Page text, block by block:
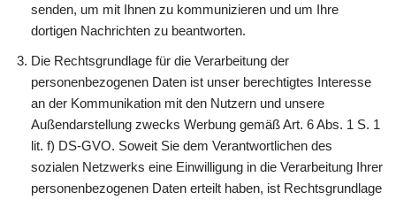
senden, um mit Ihnen zu kommunizieren und um Ihre
dortigen Nachrichten zu beantworten.
Die Rechtsgrundlage für die Verarbeitung der
personenbezogenen Daten ist unser berechtigtes Interesse
an der Kommunikation mit den Nutzern und unsere
Außendarstellung zwecks Werbung gemäß Art. 6 Abs. 1 S. 1
lit. f) DS-GVO. Soweit Sie dem Verantwortlichen des
sozialen Netzwerks eine Einwilligung in die Verarbeitung Ihrer
personenbezogenen Daten erteilt haben, ist Rechtsgrundlage